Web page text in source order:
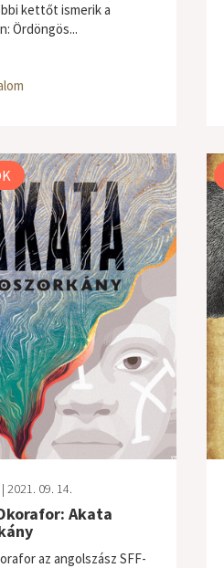
kettőt ismerik a
Ördöngös...
| 2021. 09. 14.
Akata
az angolszász SFF-